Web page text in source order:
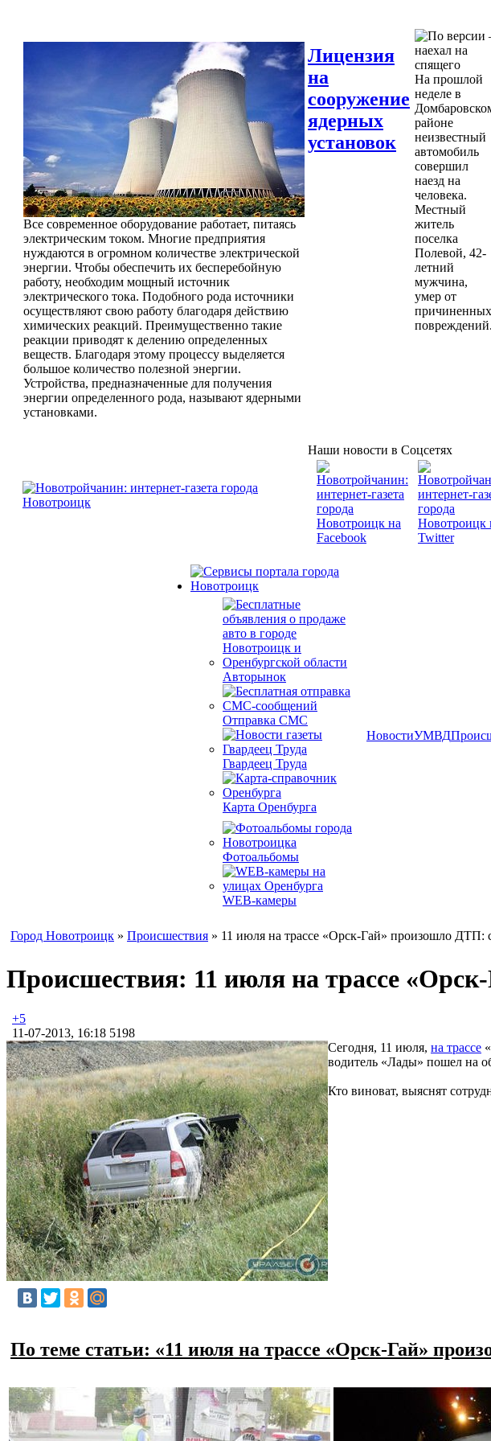
Все современное оборудование работает, питаясь
электрическим током. Многие предприятия
нуждаются в огромном количестве электрической
энергии. Чтобы обеспечить их бесперебойную
работу, необходим мощный источник
электрического тока. Подобного рода источники
осуществляют свою работу благодаря действию
химических реакций. Преимущественно такие
реакции приводят к делению определенных
веществ. Благодаря этому процессу выделяется
большое количество полезной энергии.
Устройства, предназначенные для получения
энергии определенного рода, называют ядерными
установками.
Лицензия
на
сооружение
ядерных
установок
На прошлой
неделе в
районе
неизвестный
автомобиль
совершил
наезд на
человека.
Местный
житель
поселка
Полевой, 42-
летний
мужчина,
умер от
причиненных
повреждений.
Наши новости в Соцсетях
Авторынок
Отправка СМС
Гвардеец Труда
Карта Оренбурга
Фотоальбомы
WEB-камеры
НовостиУМВД
Город Новотроицк » Происшествия » 11 июля на трассе «Орск-Гай» произошло ДТП:
Происшествия: 11 июля на трассе
+5
11-07-2013, 16:18 5198
Сегодня, 11 июля, на трассе
водитель «Лады» пошел на
Кто виноват, выяснят
По теме статьи: «11 июля на трассе «Орск-Гай»